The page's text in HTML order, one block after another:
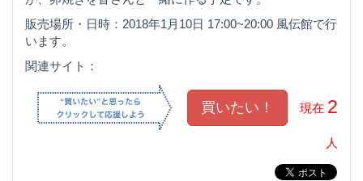
販売場所・日時：2018年1月10日 17:00~20:00 風伝館で行
います。
関連サイト：
現在 2
人